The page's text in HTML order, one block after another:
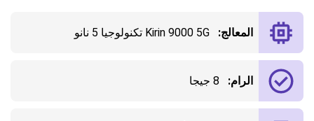
المعالج: Kirin 9000 5G تكنولوجيا 5 نانو
الرام: 8 جيجا